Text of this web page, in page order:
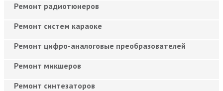
Ремонт радиотюнеров
Ремонт систем караоке
Ремонт цифро-аналоговые преобразователей
Ремонт микшеров
Ремонт синтезаторов